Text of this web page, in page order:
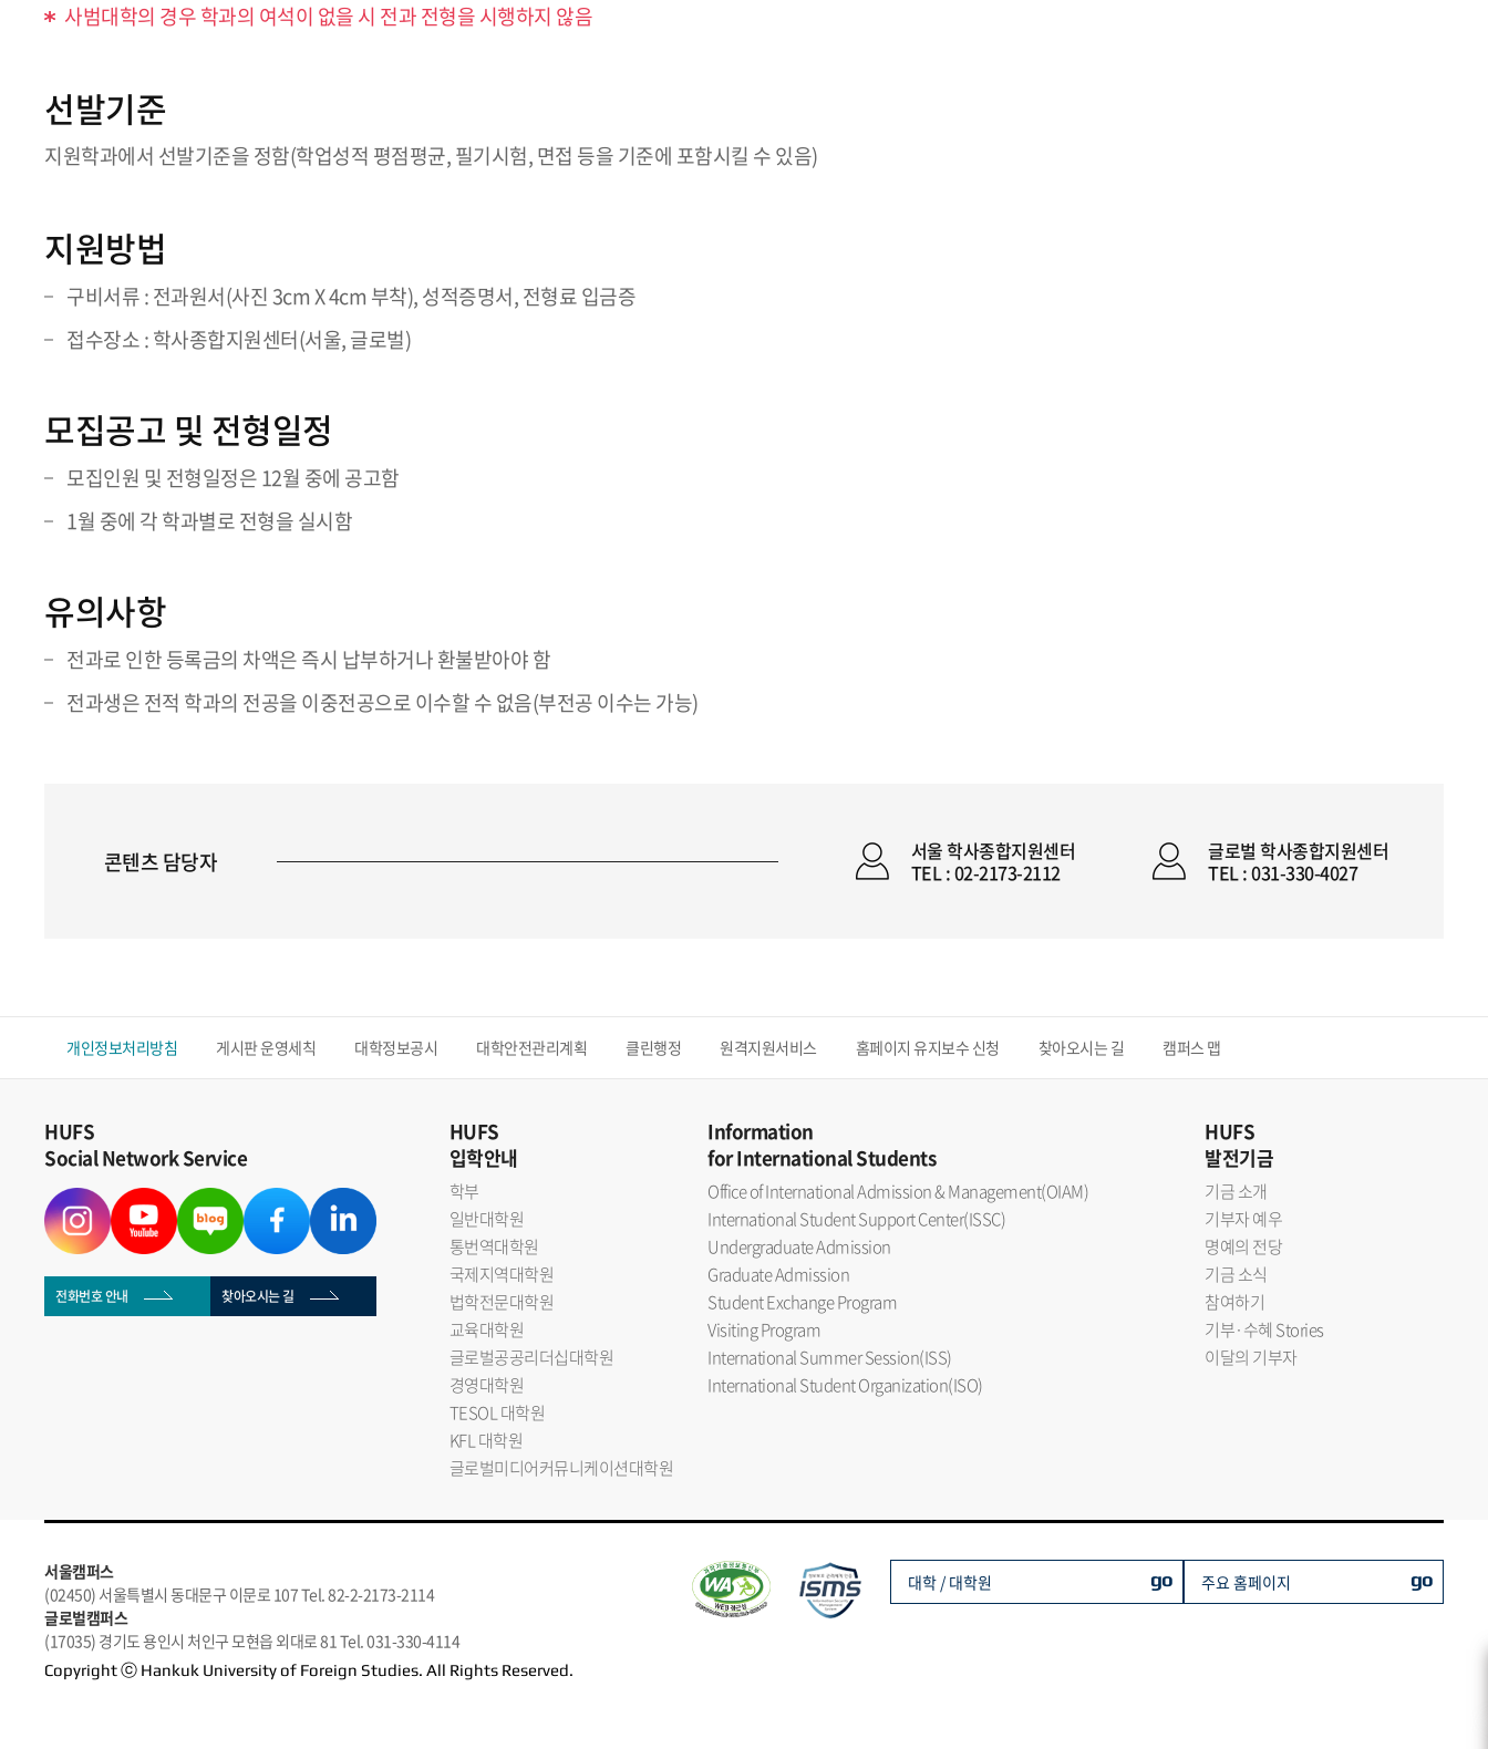
사범대학의 경우 학과의 여석이 없을 시 전과 전형을 시행하지 않음
선발기준
지원학과에서 선발기준을 정함(학업성적 평점평균, 필기시험, 면접 등을 기준에 포함시킬 수 있음)
지원방법
구비서류 : 전과원서(사진 3cm X 4cm 부착), 성적증명서, 전형료 입금증
접수장소 : 학사종합지원센터(서울, 글로벌)
모집공고 및 전형일정
모집인원 및 전형일정은 12월 중에 공고함
1월 중에 각 학과별로 전형을 실시함
유의사항
전과로 인한 등록금의 차액은 즉시 납부하거나 환불받아야 함
전과생은 전적 학과의 전공을 이중전공으로 이수할 수 없음(부전공 이수는 가능)
콘텐츠 담당자
서울 학사종합지원센터
TEL : 02-2173-2112
글로벌 학사종합지원센터
TEL : 031-330-4027
개인정보처리방침 게시판 운영세칙 대학정보공시 대학안전관리계획 클린행정 원격지원서비스 홈페이지 유지보수 신청 찾아오시는 길 캠퍼스 맵
HUFS
Social Network Service
전화번호 안내 찾아오시는 길
HUFS
입학안내
학부
일반대학원
통번역대학원
국제지역대학원
법학전문대학원
교육대학원
글로벌공공리더십대학원
경영대학원
TESOL 대학원
KFL 대학원
글로벌미디어커뮤니케이션대학원
Information
for International Students
Office of International Admission & Management(OIAM)
International Student Support Center(ISSC)
Undergraduate Admission
Graduate Admission
Student Exchange Program
Visiting Program
International Summer Session(ISS)
International Student Organization(ISO)
HUFS
발전기금
기금 소개
기부자 예우
명예의 전당
기금 소식
참여하기
기부·수혜 Stories
이달의 기부자
서울캠퍼스
(02450) 서울특별시 동대문구 이문로 107 Tel. 82-2-2173-2114
글로벌캠퍼스
(17035) 경기도 용인시 처인구 모현읍 외대로 81 Tel. 031-330-4114
Copyright ⓒ Hankuk University of Foreign Studies. All Rights Reserved.
대학 / 대학원 go 주요 홈페이지 go